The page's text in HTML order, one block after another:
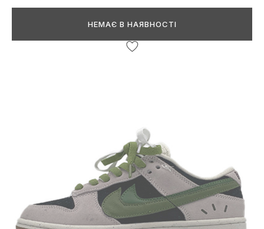
НЕМАЄ В НАЯВНОСТІ